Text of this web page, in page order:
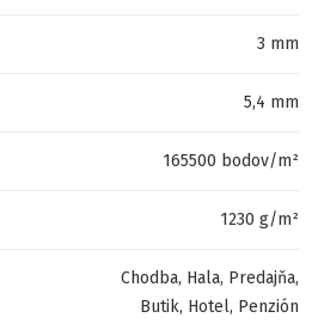
3 mm
5,4 mm
165500 bodov/m²
1230 g/m²
Chodba, Hala, Predajňa,
Butik, Hotel, Penzión